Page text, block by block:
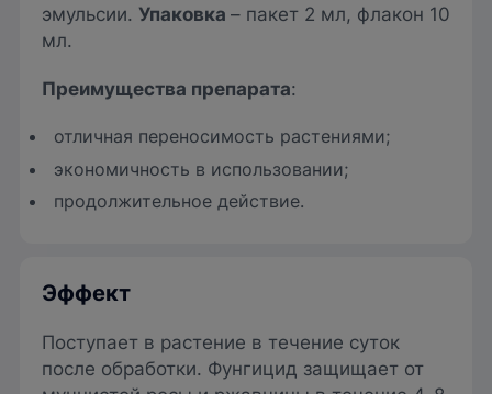
эмульсии. Упаковка – пакет 2 мл, флакон 10
мл.
Преимущества препарата:
отличная переносимость растениями;
экономичность в использовании;
продолжительное действие.
Эффект
Поступает в растение в течение суток
после обработки. Фунгицид защищает от